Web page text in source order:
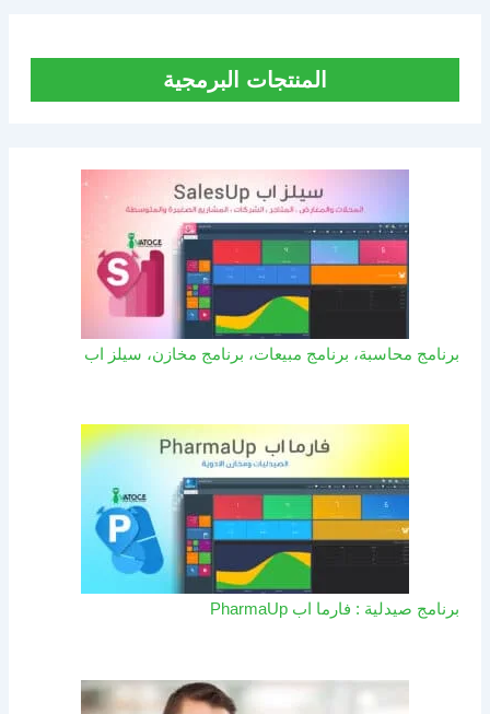
المنتجات البرمجية
برنامج محاسبة، برنامج مبيعات، برنامج مخازن، سيلز اب
برنامج صيدلية : فارما اب PharmaUp​